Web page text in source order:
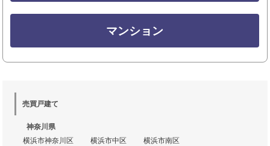
マンション
売買戸建て
神奈川県
横浜市神奈川区
横浜市中区
横浜市南区